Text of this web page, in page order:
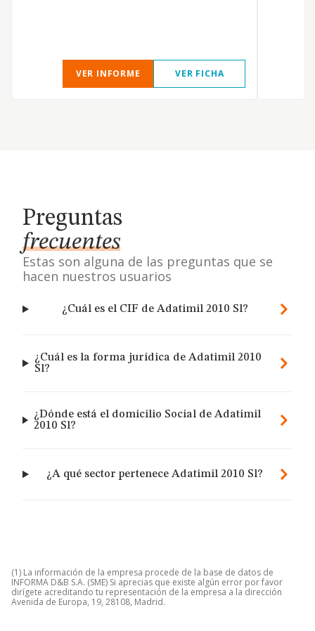
VER INFORME VER FICHA
Preguntas
frecuentes
Estas son alguna de las preguntas que se
hacen nuestros usuarios
¿Cuál es el CIF de Adatimil 2010 Sl?
¿Cuál es la forma jurídica de Adatimil 2010
Sl?
¿Dónde está el domicilio Social de Adatimil
2010 Sl?
¿A qué sector pertenece Adatimil 2010 Sl?
(1) La información de la empresa procede de la base de datos de
INFORMA D&B S.A. (SME) Si aprecias que existe algún error por favor
dirígete acreditando tu representación de la empresa a la dirección
Avenida de Europa, 19, 28108, Madrid.